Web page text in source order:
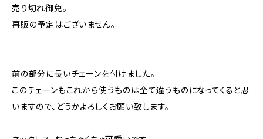
売り切れ御免。
再販の予定はございません。
前の部分に長いチェーンを付けました。
このチェーンもこれから使うものは全て違うものになってくると思
いますので、どうかよろしくお願い致します。